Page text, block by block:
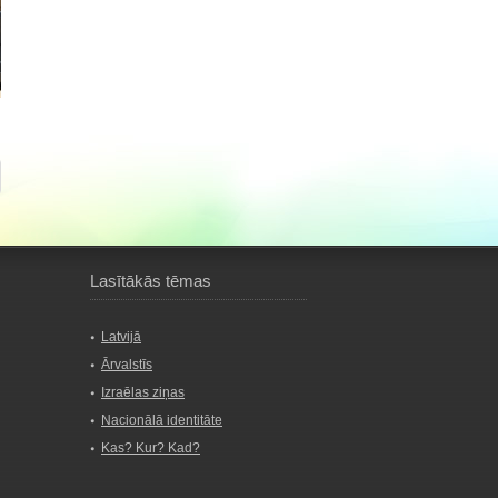
Lasītākās tēmas
Latvijā
Ārvalstīs
Izraēlas ziņas
Nacionālā identitāte
Kas? Kur? Kad?